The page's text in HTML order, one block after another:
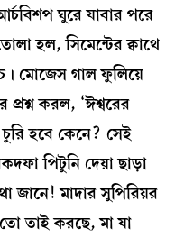
ঘুরে যাবার পরে
হল, সিমেন্টের ক্বাথে
মোজেস গাল ফুলিয়ে
করল, ‘ঈশ্বরের
হবে কেনে? সেই
পিটুনি দেয়া ছাড়া
মাদার সুপিরিয়র
তাই করছে, মা যা